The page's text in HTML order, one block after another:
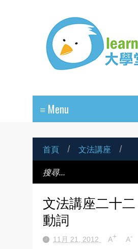
首頁 / 文法講座 /
文法講座二十
動詞
11月 21, 2012 A+ A-